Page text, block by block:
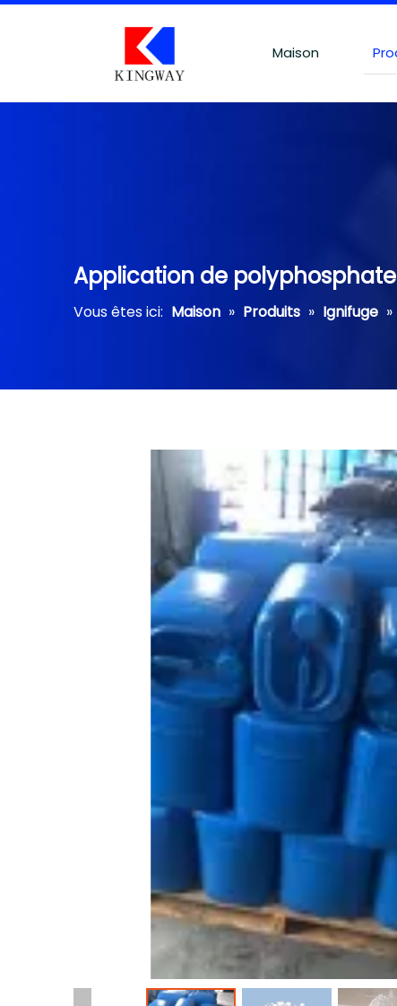
Maison
Application de
Vous êtes ici: Maison » Produits » Ignifuge »